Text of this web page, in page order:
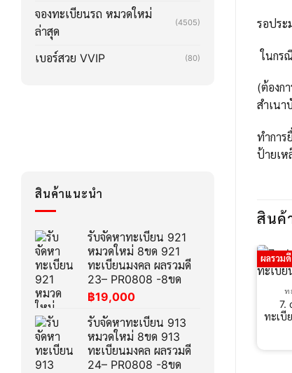
จองทะเบียนรถ หมวดใหม่
ล่าสุด
(4505)
เบอร์สวย VVIP (80)
สินค้าแนะนำ
รับจัดหาทะเบียน 921
หมวดใหม่ 8ขด 921
ทะเบียนมงคล ผลรวมดี
23– PR0808 -8ขด
฿19,000
รับจัดหาทะเบียน 913
หมวดใหม่ 8ขด 913
ทะเบียนมงคล ผลรวมดี
24– PR0808 -8ขด
รอประ
ในกร
(ต้องก
สำเนา
ทำการ
ป้ายเห
สินค้
ผลรวม
ท
7.
ทะเบี